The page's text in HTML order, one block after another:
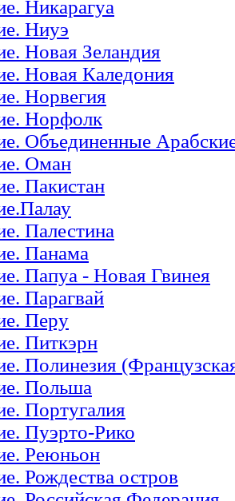
Никарагуа
Ниуэ
Новая Зеландия
Новая Каледония
Норвегия
Норфолк
Объединенные
Оман
Пакистан
Палестина
Панама
Папуа - Новая Гвинея
Парагвай
Перу
Питкэрн
Полинезия
Польша
Португалия
Пуэрто-Рико
Реюньон
Рождества остров